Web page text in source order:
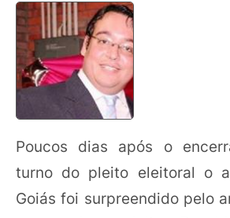
Poucos dias após o
turno do pleito eleitoral o
Goiás foi surpreendido pelo